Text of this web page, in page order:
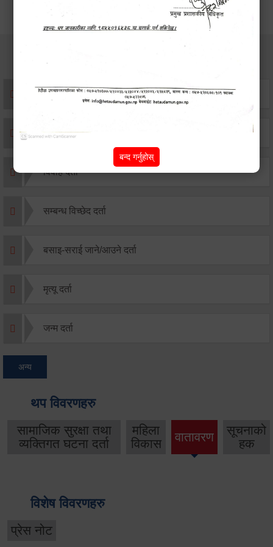
सेवाहरु
संस्था दर्ता सिफारिस
एकिकृत सम्पत्ति कर/घर जग्गा कर
विवाह दर्ता
सम्बन्ध विच्छेद दर्ता
बसाइ-सराई जाने/आउने दर्ता
मृत्यू दर्ता
जन्म दर्ता
अन्य
थप विवरणहरु
सामाजिक सुरक्षा तथा
व्यक्तिगत घटना दर्ता
महिला
विकास
वातावरण
सूचनाको
हक
विशेष विवरणहरु
प्रेस नोट
बन्द गर्नुहोस्